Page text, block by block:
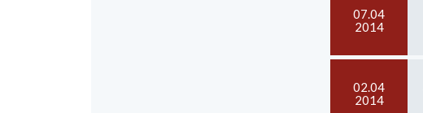
07.04
2014
02.04
2014